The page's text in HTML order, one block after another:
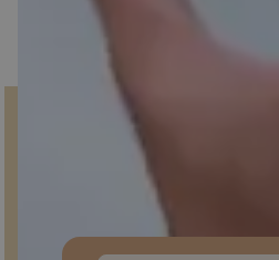
Carregando avaliações…
GANHE 10% NA
Inscreva-se em nossa
mundo Sonho dos Pés,